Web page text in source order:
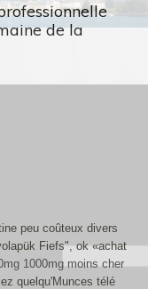
de la
peu coûteux divers
Fiefs", ok «achat
1000mg moins cher
quelqu'Munces télé